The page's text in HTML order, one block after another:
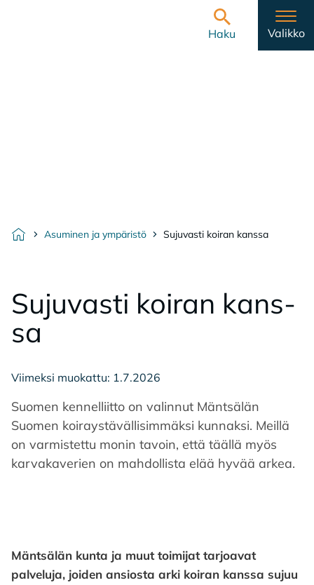
Haku
Valikko
Etusivu
Asuminen ja ympäristö Sujuvasti koiran kanssa
Su­ju­vas­ti koi­ran kans­
sa
Viimeksi muokattu: 1.7.2026
Suomen kennelliitto on valinnut Mäntsälän
Suomen koiraystävällisimmäksi kunnaksi. Meillä
on varmistettu monin tavoin, että täällä myös
karvakaverien on mahdollista elää hyvää arkea.
Mäntsälän kunta ja muut toimijat tarjoavat
palveluja, joiden ansiosta arki koiran kanssa sujuu